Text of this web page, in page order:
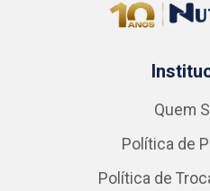
Quem
Política de
Política de